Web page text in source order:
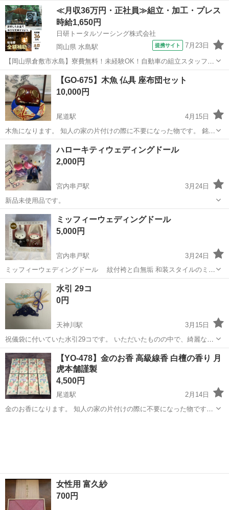
67cm×約68cm、厚さは約10〜12cmです。 特に汚れや痛みなどは見当
たらないと思います。 お渡し可能日時をお知らせください。 お取り引
きされる方に詳...
広島 広島市 矢野駅 冠婚葬祭 場所
≪月収36万円・正社員≫組立・加工・プレス
時給1,650円
日研トータルソーシング株式会社
岡山県 水島駅
提携サイト 7月23日
【岡山県倉敷市水島】寮費無料！未経験OK！自動車の組立スタッフ
《お仕事No.NS0089》 お仕事について 車の組立作業です。専用レール
に乗って流れてくる車の骨組みに、車内外の各部品・ハンドル・足回
り・ドア・シートなどの各...
岡山 倉敷市 その他
【GO-675】木魚 仏具 座布団セット
10,000円
尾道駅
4月15日
木魚になります。 知人の家の片付けの際に不要になった物です。 銘や
時代等は不明です。 仏具関係は詳しくないので、状態等は分かりませ
ん。 付属品は座布団のみとなります。 サイズ(本体)：幅約25×奥行約
25×高さ約21c...
広島 尾道市 尾道駅 冠婚葬祭 木魚
ハローキティウェディングドール
2,000円
宮内串戸駅
3月24日
新品未使用品です。
広島 廿日市市 宮内串戸駅 冠婚葬祭
ミッフィーウェディングドール
5,000円
宮内串戸駅
3月24日
ミッフィーウェディングドール 紋付袴と白無垢 和装スタイルのミッ
フィーのウェディングドールです。 結婚式当日に箱から出してウェル
カムスペースに飾りました。そのため固定のナイロンの糸（写真参
広島 廿日市市 宮内串戸駅
水引 29コ
0円
天神川駅
3月15日
祝儀袋に付いていた水引29コです。 いただいたものの中で、綺麗なも
のだけを出品しています。 目立った汚れなどはありませんが、素人判
断です。 ※無料で差し上げますので、ノークレームノーリターンにて
お願いいたします。
広島 安芸郡 天神川駅 冠婚葬祭 水引
【YO-478】金のお香 高級線香 白檀の香り 月
虎本舗謹製
4,500円
尾道駅
2月14日
金のお香になります。 知人の家の片付けの際に不要になった物です。
女性用 富久紗
700円